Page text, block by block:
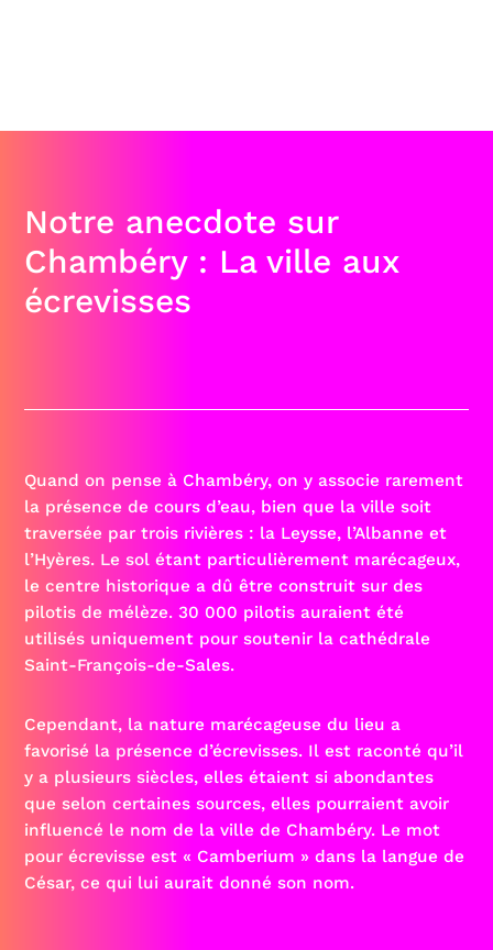
Notre anecdote sur
Chambéry : La ville aux
écrevisses
Quand on pense à Chambéry, on y associe rarement
la présence de cours d’eau, bien que la ville soit
traversée par trois rivières : la Leysse, l’Albanne et
l’Hyères. Le sol étant particulièrement marécageux,
le centre historique a dû être construit sur des
pilotis de mélèze. 30 000 pilotis auraient été
utilisés uniquement pour soutenir la cathédrale
Saint-François-de-Sales.
Cependant, la nature marécageuse du lieu a
favorisé la présence d’écrevisses. Il est raconté qu’il
y a plusieurs siècles, elles étaient si abondantes
que selon certaines sources, elles pourraient avoir
influencé le nom de la ville de Chambéry. Le mot
pour écrevisse est « Camberium » dans la langue de
César, ce qui lui aurait donné son nom.